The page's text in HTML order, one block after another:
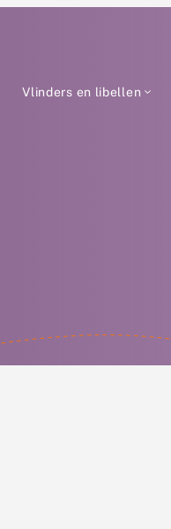
Vlinders en libellen